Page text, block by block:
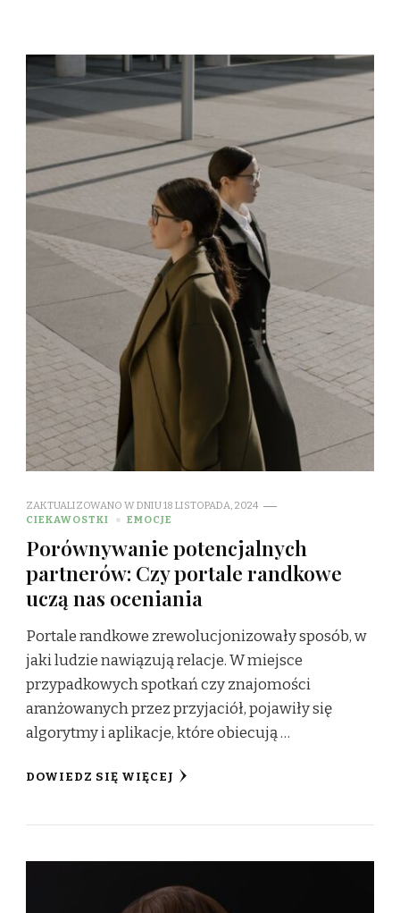
ZAKTUALIZOWANO W DNIU18 LISTOPADA, 2024
CIEKAWOSTKI
EMOCJE
Porównywanie potencjalnych
partnerów: Czy portale randkowe
uczą nas oceniania
Portale randkowe zrewolucjonizowały sposób, w
jaki ludzie nawiązują relacje. W miejsce
przypadkowych spotkań czy znajomości
aranżowanych przez przyjaciół, pojawiły się
algorytmy i aplikacje, które obiecują …
DOWIEDZ SIĘ WIĘCEJ